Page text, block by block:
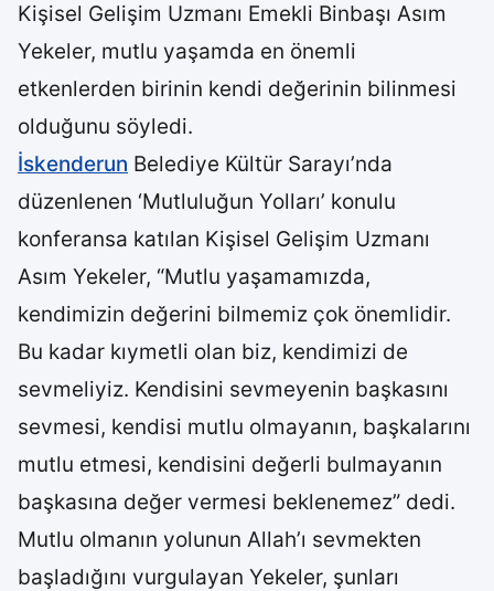
Kişisel Gelişim Uzmanı Emekli Binbaşı Asım
Yekeler, mutlu yaşamda en önemli
etkenlerden birinin kendi değerinin bilinmesi
olduğunu söyledi.
İskenderun Belediye Kültür Sarayı’nda
düzenlenen ‘Mutluluğun Yolları’ konulu
konferansa katılan Kişisel Gelişim Uzmanı
Asım Yekeler, “Mutlu yaşamamızda,
kendimizin değerini bilmemiz çok önemlidir.
Bu kadar kıymetli olan biz, kendimizi de
sevmeliyiz. Kendisini sevmeyenin başkasını
sevmesi, kendisi mutlu olmayanın, başkalarını
mutlu etmesi, kendisini değerli bulmayanın
başkasına değer vermesi beklenemez” dedi.
Mutlu olmanın yolunun Allah’ı sevmekten
başladığını vurgulayan Yekeler, şunları